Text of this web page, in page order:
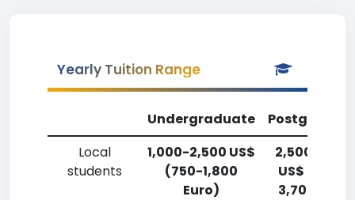
Yearly Tuition Range
Undergraduate
Local
students
1,000-2,500 US$
(750-1,800
Euro)
2,500-
US$ (1,800-
3,700 Euro)